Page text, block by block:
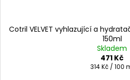
Cotril VELVET vyhlazující a
150ml
Skladem
471 Kč
Měrná
314 Kč / 100